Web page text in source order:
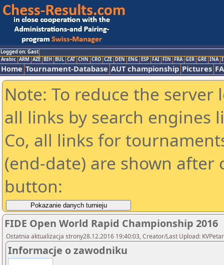
Logged on: Gast
Arabic ARM AZE BIH BUL CAT CHN CRO CZE DEN ENG ESP FAI FIN FRA GER GRE INA
Home Tournament-Database AUT championship Pictures
Note: To reduce the
all links by search engines
Co, all links for
(end-date) are shown
button:
FIDE Open World Rapid Championship 2016
Ostatnia aktualizacja strony28.12.2016 19:40:03, Creator/Last Upload: KVPetar
Informacje o zawodniku